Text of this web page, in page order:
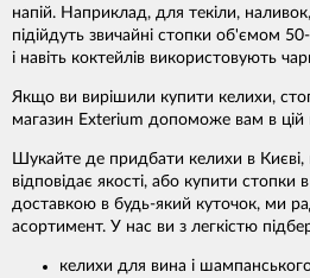
напій. Наприклад, для текіли,
підійдуть звичайні стопки об'ємом
і навіть коктейлів використовують
Якщо ви вирішили купити келихи,
магазин Exterium допоможе вам в цій
Шукайте де придбати келихи в Києві,
відповідає якості, або купити стопки
доставкою в будь-який куточок, ми
асортимент. У нас ви з легкістю
келихи для вина і